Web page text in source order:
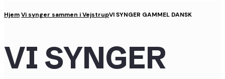
HjemVi synger sammen i VejstrupVI SYNGER GAMMEL DANSK
VI SYNGER